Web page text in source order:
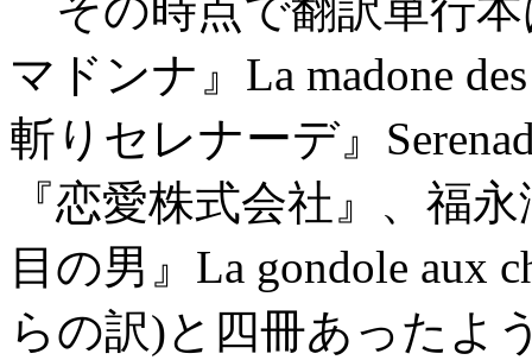
マドンナ』La madone
斬りセレナーデ』
『恋愛株式会社』、福
目の男』La gondole aux
らの訳)と四冊あったよ